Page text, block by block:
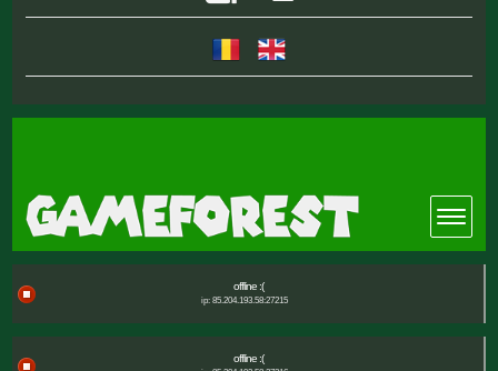
offline :(
ip: 85.204.193.58:27215
offline :(